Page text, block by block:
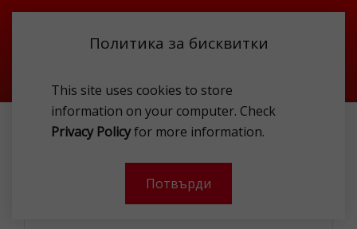
Политика за бисквитки
This site uses cookies to store
information on your computer. Check
Privacy Policyfor more information.
Потвърди
АКСЕСОАРИ
СЛЪНЧЕВИ ОЧИЛА
CARRERA 206765J5G6208 SUNG